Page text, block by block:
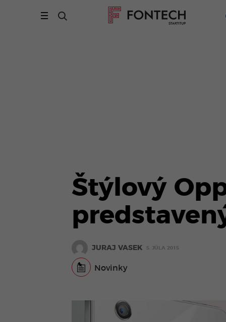
Štýlový
JURAJ VASEK 5. JÚLA 2015
Novinky